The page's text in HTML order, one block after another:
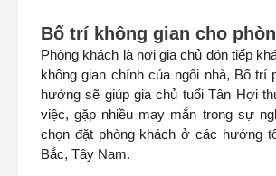
Bố trí không gian cho
Phòng khách là nơi gia chủ đón tiếp
không gian chính của ngôi nhà, Bố trí
hướng sẽ giúp gia chủ tuổi Tân Hợi
việc, gặp nhiều may mắn trong sự
chọn đặt phòng khách ở các hướng
Bắc, Tây Nam.